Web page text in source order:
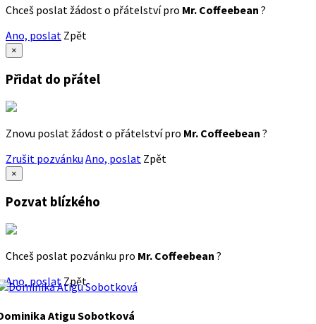
Chceš poslat žádost o přátelství pro Mr. Coffeebean ?
Ano, poslat Zpět
×
Přidat do přátel
Znovu poslat žádost o přátelství pro Mr. Coffeebean ?
Zrušit pozvánku Ano, poslat Zpět
×
Pozvat blízkého
Chceš poslat pozvánku pro Mr. Coffeebean ?
Ano, poslat Zpět
Atigu Sobotková